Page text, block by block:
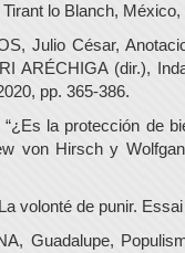
lo Blanch, México,
Julio César,
ARÉCHIGA (dir.),
pp. 365-386.
la protección de
von Hirsch y
volonté de punir.
Guadalupe,